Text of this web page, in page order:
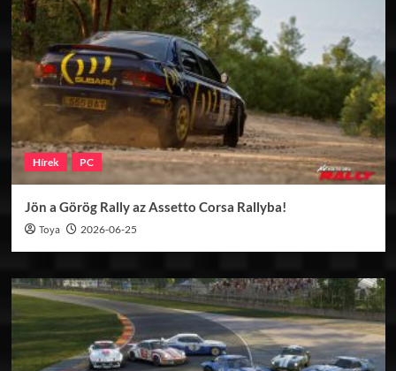
Hírek PC
Jön a Görög Rally az Assetto Corsa Rallyba!
Toya 2026-06-25